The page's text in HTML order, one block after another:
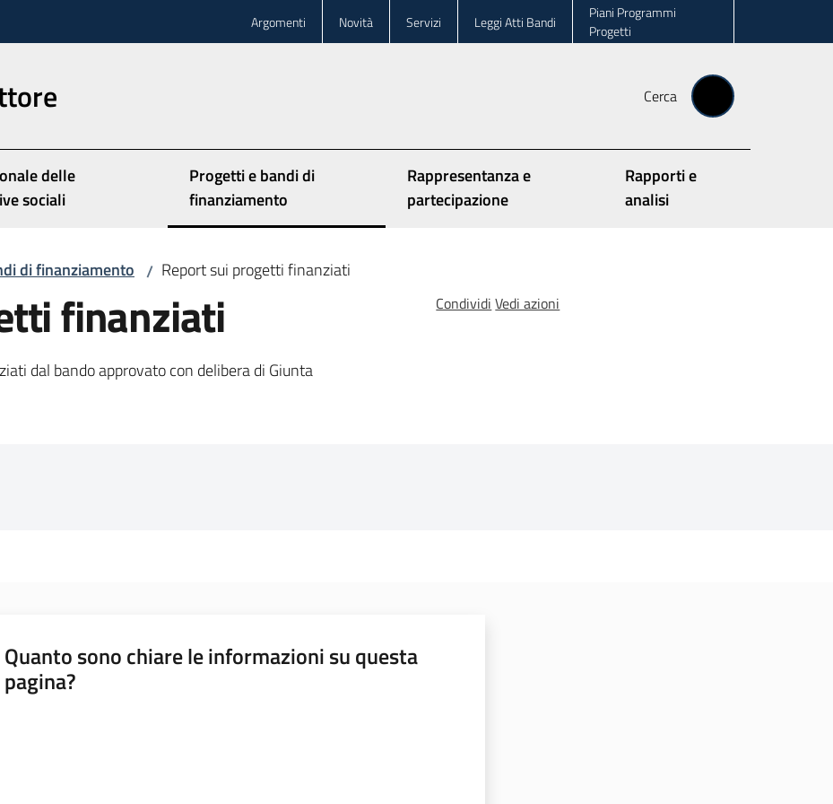
Argomenti Novità Servizi Leggi Atti Bandi
Piani Programmi
Progetti
Cerca
delle
sociali
Progetti e bandi di
finanziamento
Menu selezionato
Rappresentanza e
partecipazione
Rapporti e
analisi
di finanziamento / Report sui progetti finanziati
finanziati
dal bando approvato con delibera di Giunta
Condividi Vedi azioni
Quanto sono chiare le informazioni su questa
pagina?